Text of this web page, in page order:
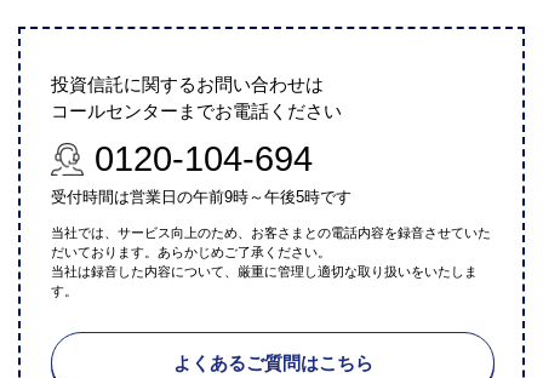
投資信託に関するお問い合わせは
コールセンターまでお電話ください
0120-104-694
受付時間は営業日の午前9時～午後5時です
当社では、サービス向上のため、お客さまとの電話内容を録音させていた
だいております。あらかじめご了承ください。
当社は録音した内容について、厳重に管理し適切な取り扱いをいたしま
す。
よくあるご質問はこちら